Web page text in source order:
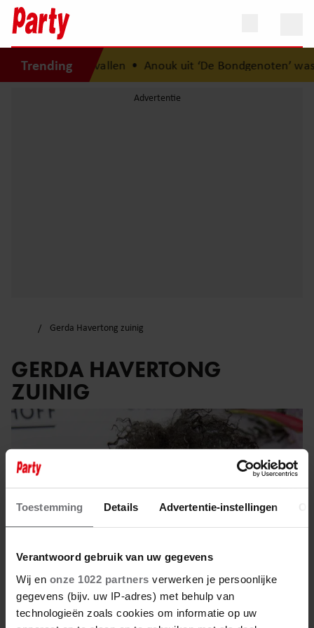
Toestemming Details Advertentie-instellingen
Verantwoord gebruik van uw gegevens
Wij en onze 1022 partners verwerken je persoonlijke
gegevens (bijv. uw IP-adres) met behulp van
technologieën zoals cookies om informatie op uw
Trending
na 14 kilo afvallen•Anouk uit ‘De Bondgenoten’
Gerda Havertong zuinig
GERDA HAVERTONG
ZUINIG